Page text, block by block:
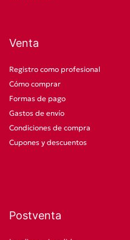
Venta
Registro como profesional
Cómo comprar
Formas de pago
Gastos de envío
Condiciones de compra
Cupones y descuentos
Postventa